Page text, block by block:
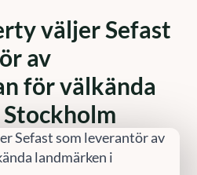
väljer Sefast
av
för välkända